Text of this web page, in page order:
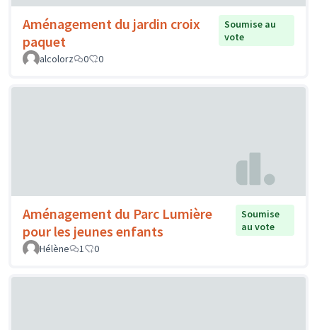
Aménagement du jardin croix
paquet
Soumise au
vote
alcolorz
0 0
Aménagement du Parc Lumière
pour les jeunes enfants
Soumise
au vote
Hélène
1 0